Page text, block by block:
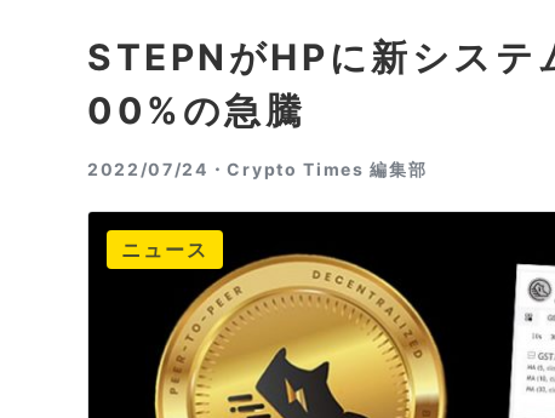
STEPNがHPに新シス
00%の急騰
2022/07/24・Crypto Times 編集部
ニュース